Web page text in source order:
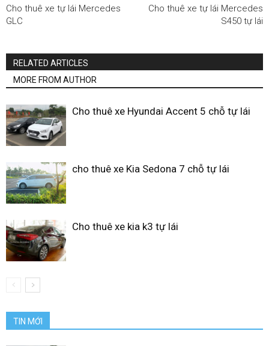
Cho thuê xe tự lái Mercedes
GLC
Cho thuê xe tự lái Mercedes
S450 tự lái
RELATED ARTICLES
MORE FROM AUTHOR
Cho thuê xe Hyundai Accent 5 chỗ tự lái
cho thuê xe Kia Sedona 7 chỗ tự lái
Cho thuê xe kia k3 tự lái
TIN MỚI